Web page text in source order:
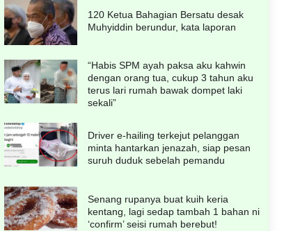
120 Ketua Bahagian Bersatu desak
Muhyiddin berundur, kata laporan
“Habis SPM ayah paksa aku kahwin
dengan orang tua, cukup 3 tahun aku
terus lari rumah bawak dompet laki
sekali”
Driver e-hailing terkejut pelanggan
minta hantarkan jenazah, siap pesan
suruh duduk sebelah pemandu
Senang rupanya buat kuih keria
kentang, lagi sedap tambah 1 bahan ni
‘confirm’ seisi rumah berebut!